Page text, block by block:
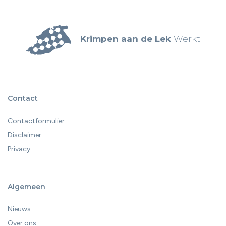
Krimpen aan de Lek Werkt
Contact
Contactformulier
Disclaimer
Privacy
Algemeen
Nieuws
Over ons